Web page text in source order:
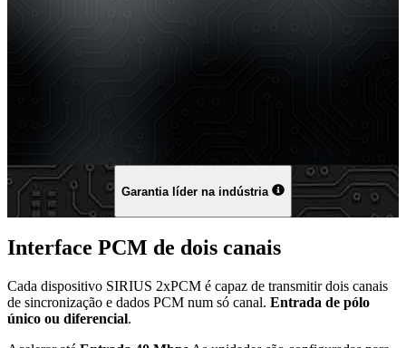
Garantia líder na indústria
Interface PCM de dois canais
Cada dispositivo SIRIUS 2xPCM é capaz de transmitir dois canais
de sincronização e dados PCM num só canal. Entrada de pólo
único ou diferencial.